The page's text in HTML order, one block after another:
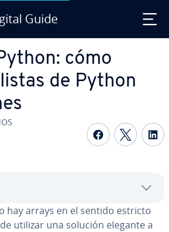
Guide
cómo
de Python
Compartir
hay arrays en el sentido estricto
utilizar una solución elegante a